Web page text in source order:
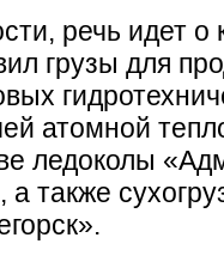
речь идет о
грузы для
атомной
ледоколы
также